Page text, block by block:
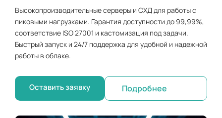
Высокопроизводительные серверы и СХД для работы с
пиковыми нагрузками. Гарантия доступности до 99,99%,
соответствие ISO 27001 и кастомизация под задачи.
Быстрый запуск и 24/7 поддержка для удобной и надежной
работы в облаке.
Оставить заявку Подробнее